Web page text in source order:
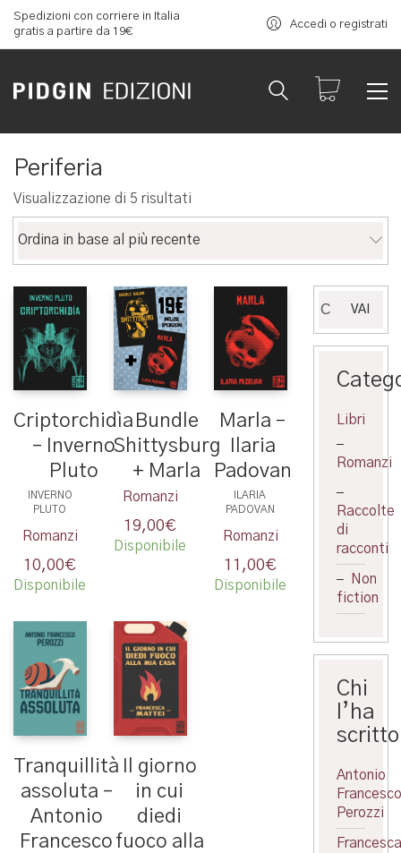
Spedizioni con corriere in Italia
gratis a partire da 19€
Accedi o registrati
Periferia
Visualizzazione di 5 risultati
in
base
Ordina in base al più recente
Criptorchidìa
– Inverno
Pluto
INVERNO
PLUTO
Romanzi
10,00€
Disponibile
Bundle
Shittysburg
+ Marla
Romanzi
19,00€
Disponibile
Marla –
Ilaria
Padovan
ILARIA
PADOVAN
Romanzi
11,00€
Disponibile
Tranquillità
assoluta –
Antonio
Francesco
Il giorno
in cui
diedi
fuoco alla
VAI
Libri
Non
fiction
Raccolte
di
racconti
Romanzi
Chi
l’ha
scritto
Antonio
Francesco
Perozzi
Francesca